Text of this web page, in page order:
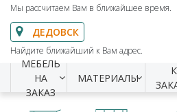
Мы рассчитаем Вам в ближайшее время.
ДЕДОВСК
Найдите ближайший к Вам адрес.
МЕБЕЛЬ
НА
ЗАКАЗ
МАТЕРИАЛЫ